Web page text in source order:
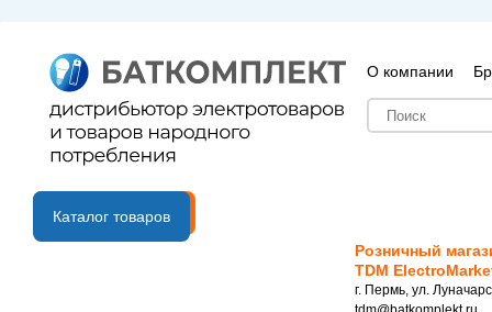
О компании
B2B портал
Каталог товаров
Розничный
TDM
г. Пермь, ул.